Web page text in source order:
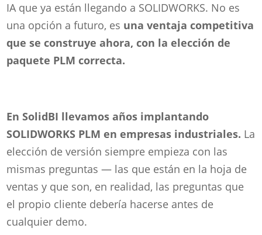
IA que ya están llegando a SOLIDWORKS. No es
una opción a futuro, es una ventaja competitiva
que se construye ahora, con la elección de
paquete PLM correcta.
En SolidBI llevamos años implantando
SOLIDWORKS PLM en empresas industriales. La
elección de versión siempre empieza con las
mismas preguntas — las que están en la hoja de
ventas y que son, en realidad, las preguntas que
el propio cliente debería hacerse antes de
cualquier demo.